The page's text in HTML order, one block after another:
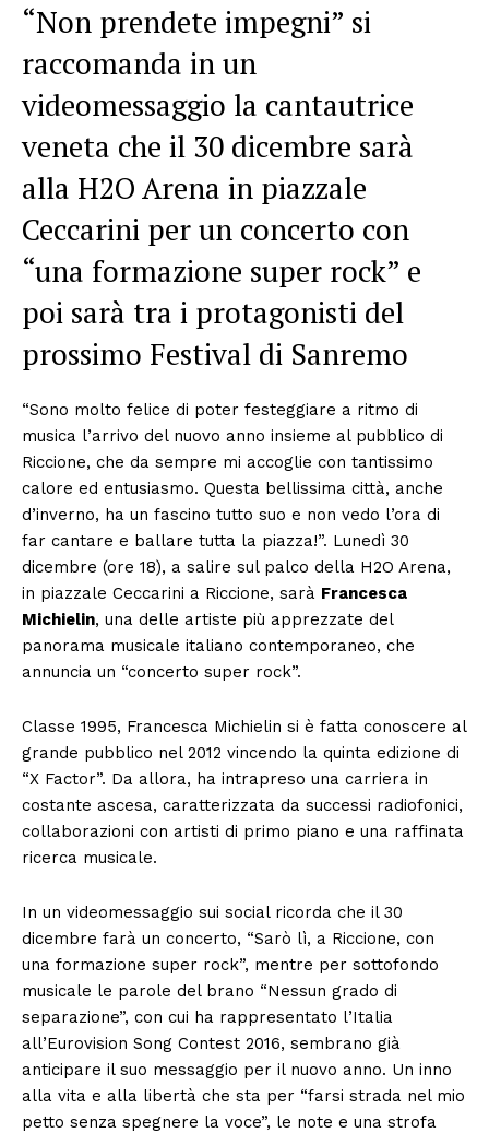
“Non prendete impegni” si
raccomanda in un
videomessaggio la cantautrice
veneta che il 30 dicembre sarà
alla H2O Arena in piazzale
Ceccarini per un concerto con
“una formazione super rock” e
poi sarà tra i protagonisti del
prossimo Festival di Sanremo
“Sono molto felice di poter festeggiare a ritmo di
musica l’arrivo del nuovo anno insieme al pubblico di
Riccione, che da sempre mi accoglie con tantissimo
calore ed entusiasmo. Questa bellissima città, anche
d’inverno, ha un fascino tutto suo e non vedo l’ora di
far cantare e ballare tutta la piazza!”. Lunedì 30
dicembre (ore 18), a salire sul palco della H2O Arena,
in piazzale Ceccarini a Riccione, sarà Francesca
Michielin, una delle artiste più apprezzate del
panorama musicale italiano contemporaneo, che
annuncia un “concerto super rock”.
Classe 1995, Francesca Michielin si è fatta conoscere al
grande pubblico nel 2012 vincendo la quinta edizione di
“X Factor”. Da allora, ha intrapreso una carriera in
costante ascesa, caratterizzata da successi radiofonici,
collaborazioni con artisti di primo piano e una raffinata
ricerca musicale.
In un videomessaggio sui social ricorda che il 30
dicembre farà un concerto, “Sarò lì, a Riccione, con
una formazione super rock”, mentre per sottofondo
musicale le parole del brano “Nessun grado di
separazione”, con cui ha rappresentato l’Italia
all’Eurovision Song Contest 2016, sembrano già
anticipare il suo messaggio per il nuovo anno. Un inno
alla vita e alla libertà che sta per “farsi strada nel mio
petto senza spegnere la voce”, le note e una strofa